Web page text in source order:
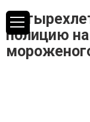
полицию